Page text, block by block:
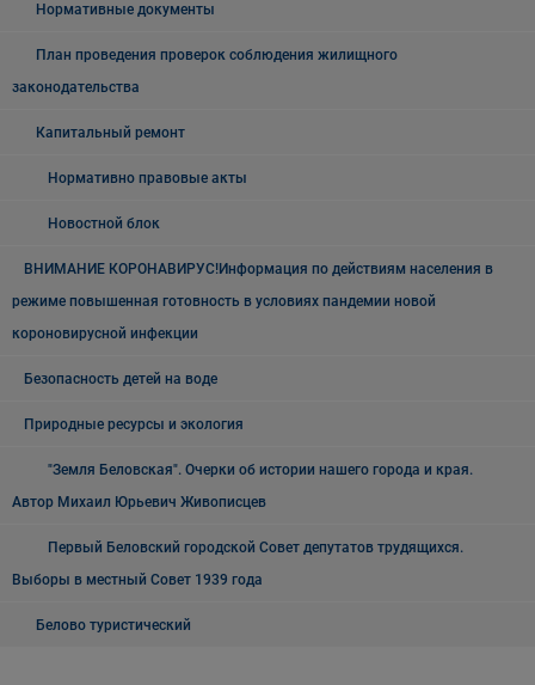
Нормативные документы
План проведения проверок соблюдения жилищного
законодательства
Капитальный ремонт
Нормативно правовые акты
Новостной блок
ВНИМАНИЕ КОРОНАВИРУС!Информация по действиям населения в
режиме повышенная готовность в условиях пандемии новой
короновирусной инфекции
Безопасность детей на воде
Природные ресурсы и экология
"Земля Беловская". Очерки об истории нашего города и края.
Автор Михаил Юрьевич Живописцев
Первый Беловский городской Совет депутатов трудящихся.
Выборы в местный Совет 1939 года
Белово туристический